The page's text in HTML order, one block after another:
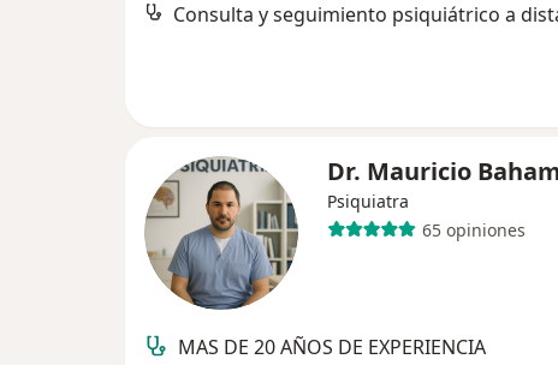
Consulta y seguimiento psiquiátrico a
Dr. Mauricio
Psiquiatra
65 opiniones
MAS DE 20 AÑOS DE EXPERIENCIA